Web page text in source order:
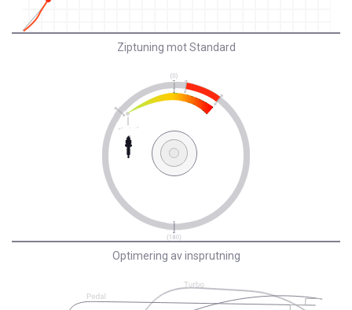
Ziptuning mot Standard
Optimering av insprutning